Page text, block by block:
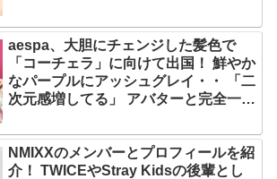
aespa、大胆にチェンジした髪色で
「コーチェラ」に向けて出国！ 鮮やか
なパープルにアッシュグレイ・・ 「二
次元感増してる」 アバターと完全一致
NMIXXのメンバーとプロフィールを紹
介！ TWICEやStray Kidsの後輩とし